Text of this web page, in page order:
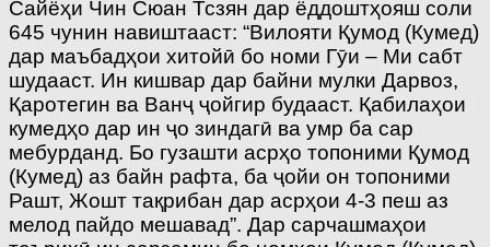
Сайёҳи Чин Сюан Тсзян дар ёддоштҳояш соли
645 чунин навиштааст: “Вилояти Қумод (Кумед)
дар маъбадҳои хитойӣ бо номи Гӯи – Ми сабт
шудааст. Ин кишвар дар байни мулки Дарвоз,
Қаротегин ва Ванҷ ҷойгир будааст. Қабилаҳои
кумедҳо дар ин ҷо зиндагӣ ва умр ба сар
мебурданд. Бо гузашти асрҳо топоними Қумод
(Кумед) аз байн рафта, ба ҷойи он топоними
Рашт, Жошт тақрибан дар асрҳои 4-3 пеш аз
мелод пайдо мешавад”. Дар сарчашмаҳои